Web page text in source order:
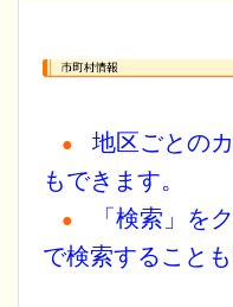
● 地区ごとの
もできます。
●
「検索」を
で検索することも